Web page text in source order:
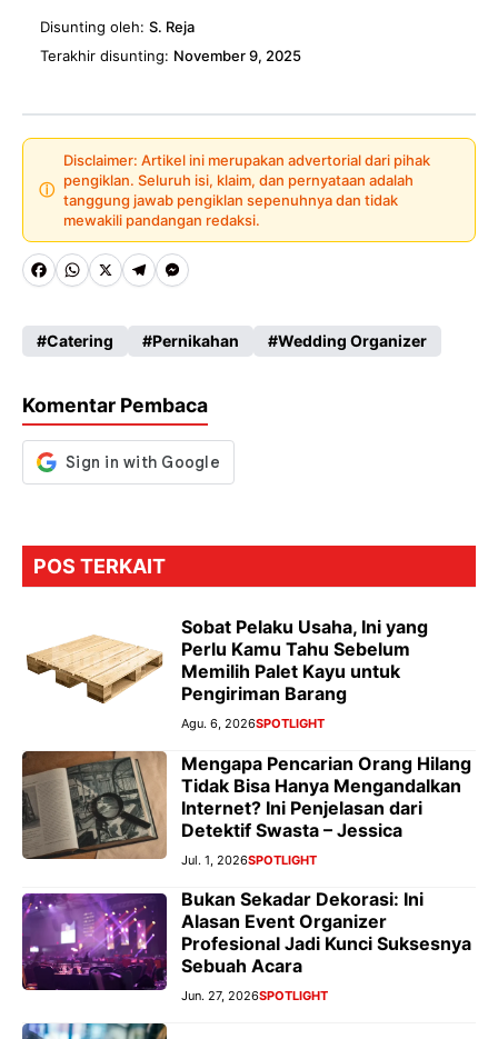
Disunting oleh: S. Reja
Terakhir disunting: November 9, 2025
ⓘ
Disclaimer: Artikel ini merupakan advertorial dari pihak
pengiklan. Seluruh isi, klaim, dan pernyataan adalah
tanggung jawab pengiklan sepenuhnya dan tidak
mewakili pandangan redaksi.
Fa
b
o
k
W
ts
p
p
X
Te
gr
m
M
se
g
er
Catering Pernikahan Wedding Organizer
Komentar Pembaca
POS TERKAIT
Sobat Pelaku Usaha, Ini yang
Perlu Kamu Tahu Sebelum
Memilih Palet Kayu untuk
Pengiriman Barang
Agu. 6, 2026SPOTLIGHT
Mengapa Pencarian Orang Hilang
Tidak Bisa Hanya Mengandalkan
Internet? Ini Penjelasan dari
Detektif Swasta – Jessica
Jul. 1, 2026SPOTLIGHT
Bukan Sekadar Dekorasi: Ini
Alasan Event Organizer
Profesional Jadi Kunci Suksesnya
Sebuah Acara
Jun. 27, 2026SPOTLIGHT